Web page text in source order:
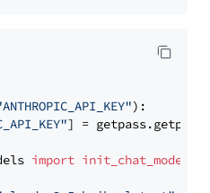
):
] = getpass.getpass(
import init_chat_model